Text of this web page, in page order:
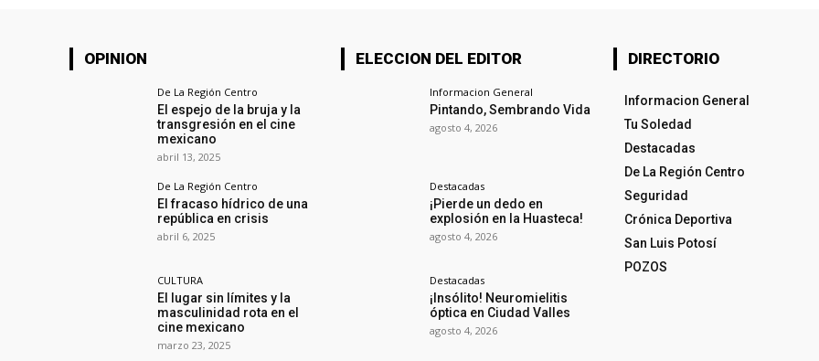
OPINION
De La Región Centro
El espejo de la bruja y la
transgresión en el cine
mexicano
abril 13, 2025
De La Región Centro
El fracaso hídrico de una
república en crisis
abril 6, 2025
CULTURA
El lugar sin límites y la
masculinidad rota en el
cine mexicano
marzo 23, 2025
ELECCION DEL EDITOR
Informacion General
Pintando, Sembrando Vida
agosto 4, 2026
Destacadas
¡Pierde un dedo en
explosión en la Huasteca!
agosto 4, 2026
Destacadas
¡Insólito! Neuromielitis
óptica en Ciudad Valles
agosto 4, 2026
DIRECTORIO
Informacion General
Tu Soledad
Destacadas
De La Región Centro
Seguridad
Crónica Deportiva
San Luis Potosí
POZOS